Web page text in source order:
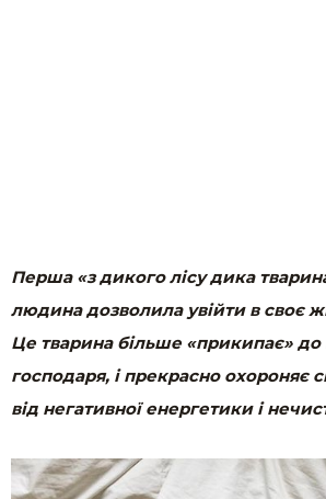
Перша «з дикого лісу дика
людина дозволила увійти в своє
Це тварина більше «прикипає» до
господаря, і прекрасно охороняє
від негативної енергетики і